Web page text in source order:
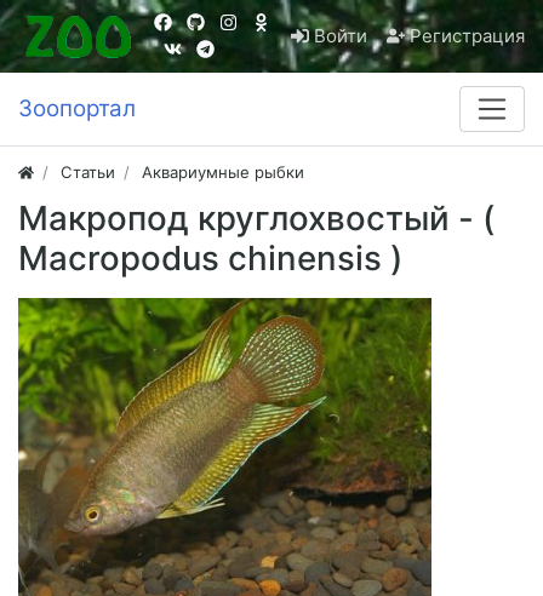
Войти Регистрация
Зоопортал
Статьи Аквариумные рыбки
Макропод круглохвостый - (
Macropodus chinensis )